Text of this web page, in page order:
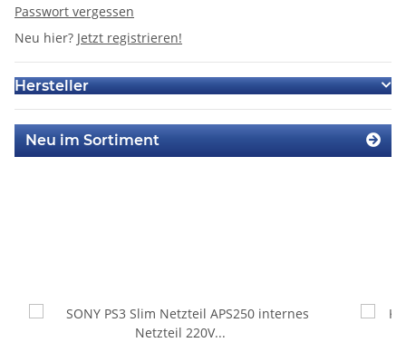
Passwort vergessen
Neu hier? Jetzt registrieren!
Hersteller
Neu im Sortiment